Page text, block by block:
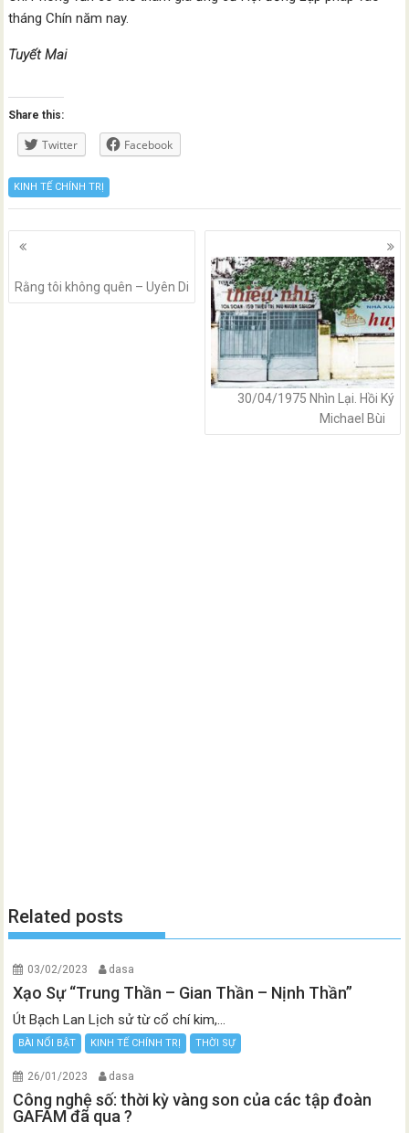
tháng Chín năm nay.
Tuyết Mai
Share this:
Twitter Facebook
KINH TẾ CHÍNH TRỊ
Posts
Rằng tôi không quên – Uyên Di
30/04/1975 Nhìn Lại. Hồi Ký
Michael Bùi
Related posts
03/02/2023 dasa
Xạo Sự “Trung Thần – Gian Thần – Nịnh Thần”
Út Bạch Lan Lịch sử từ cổ chí kim,...
BÀI NỔI BẬT KINH TẾ CHÍNH TRỊ THỜI SỰ
26/01/2023 dasa
Công nghệ số: thời kỳ vàng son của các tập đoàn
GAFAM đã qua ?